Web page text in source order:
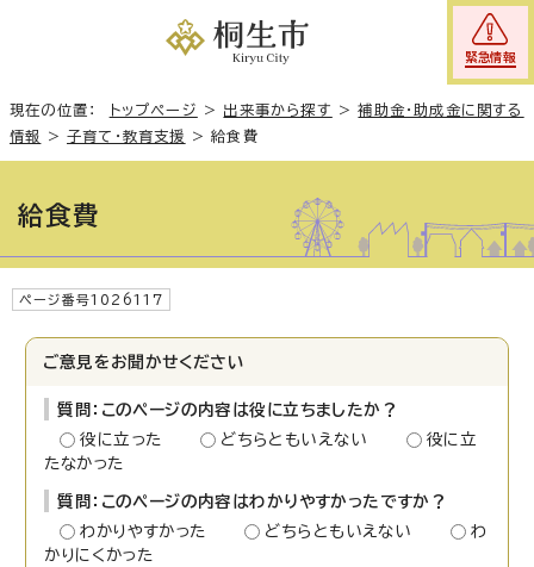
緊急情報
現在の位置： トップページ > 出来事から探す >補助金・助成金に関する
情報
>子育て・教育支援 >給食費
給食費
ページ番号1026117
ご意見をお聞かせください
質問：このページの内容は役に立ちましたか？
役に立った
どちらともいえない
役に立
たなかった
質問：このページの内容はわかりやすかったですか？
わかりやすかった
どちらともいえない
わ
かりにくかった